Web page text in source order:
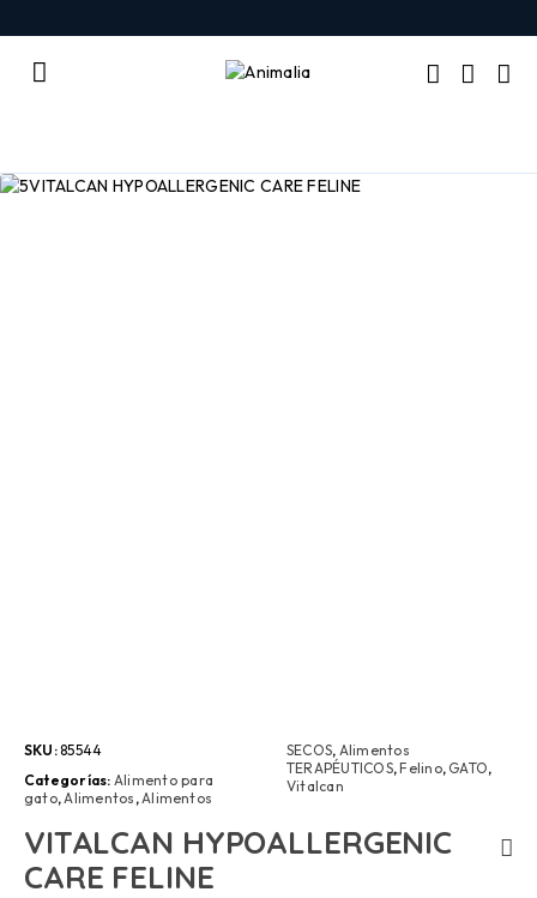
SKU:85544
Categorías: Alimento para
gato,Alimentos ,Alimentos
SECOS, Alimentos
TERAPÉUTICOS,Felino, GATO,
Vitalcan
VITALCAN HYPOALLERGENIC
CARE FELINE